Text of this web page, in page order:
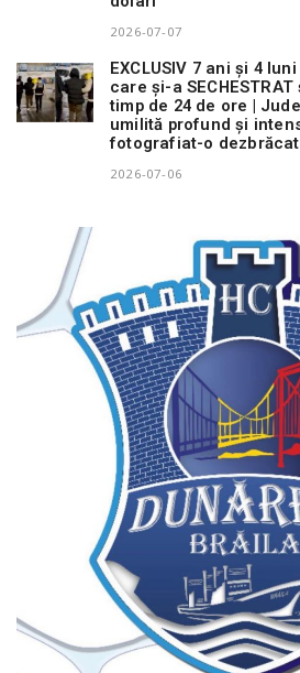
2026-07-07
EXCLUSIV 7 ani și 4
care și-a
timp de 24 de ore |
umilită profund și
fotografiat-o
2026-07-06